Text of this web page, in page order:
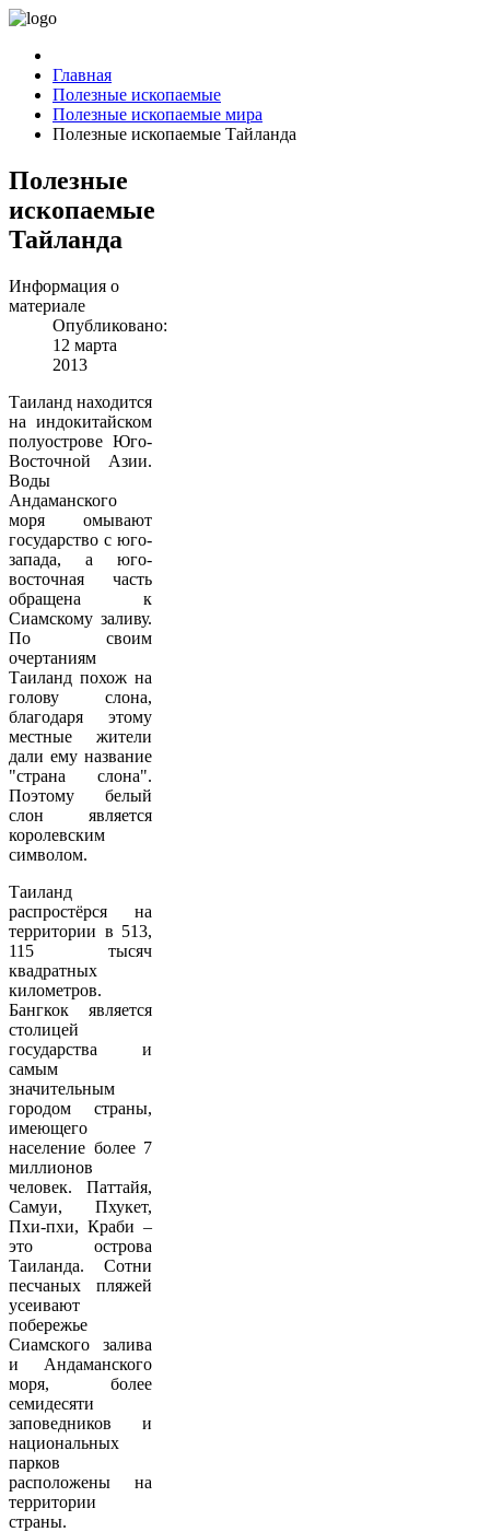
Главная
Полезные ископаемые
Полезные ископаемые мира
Полезные ископаемые Тайланда
Полезные
ископаемые
Тайланда
Информация о
материале
Опубликовано:
12 марта
2013
Таиланд находится
на индокитайском
полуострове Юго-
Восточной Азии.
Воды
Андаманского
моря омывают
государство с юго-
запада, а юго-
восточная часть
обращена к
Сиамскому заливу.
По своим
очертаниям
Таиланд похож на
голову слона,
благодаря этому
местные жители
дали ему название
"страна слона".
Поэтому белый
слон является
королевским
символом.
Таиланд
распростёрся на
территории в 513,
115 тысяч
квадратных
километров.
Бангкок является
столицей
государства и
самым
значительным
городом страны,
имеющего
население более 7
миллионов
человек. Паттайя,
Самуи, Пхукет,
Пхи-пхи, Краби –
это острова
Таиланда. Сотни
песчаных пляжей
усеивают
побережье
Сиамского залива
и Андаманского
моря, более
семидесяти
заповедников и
национальных
парков
расположены на
территории
страны.